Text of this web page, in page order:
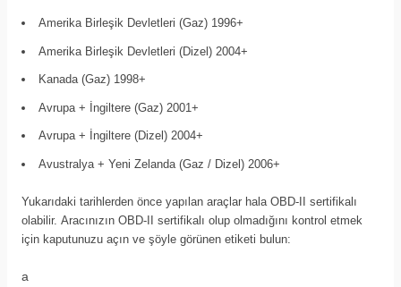
Amerika Birleşik Devletleri (Gaz) 1996+
Amerika Birleşik Devletleri (Dizel) 2004+
Kanada (Gaz) 1998+
Avrupa + İngiltere (Gaz) 2001+
Avrupa + İngiltere (Dizel) 2004+
Avustralya + Yeni Zelanda (Gaz / Dizel) 2006+
Yukarıdaki tarihlerden önce yapılan araçlar hala OBD-II sertifikalı
olabilir. Aracınızın OBD-II sertifikalı olup olmadığını kontrol etmek
için kaputunuzu açın ve şöyle görünen etiketi bulun:
a